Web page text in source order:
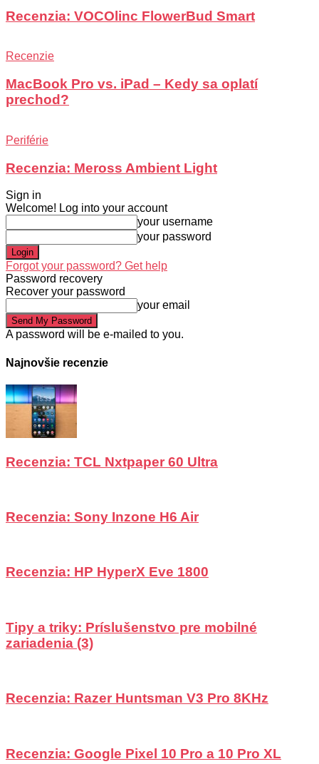
Recenzia: VOCOlinc FlowerBud Smart
Recenzie
MacBook Pro vs. iPad – Kedy sa oplatí
prechod?
Periférie
Recenzia: Meross Ambient Light
Sign in
Welcome! Log into your account
your username
your password
Forgot your password? Get help
Password recovery
Recover your password
your email
A password will be e-mailed to you.
Najnovšie recenzie
Recenzia: TCL Nxtpaper 60 Ultra
Recenzia: Sony Inzone H6 Air
Recenzia: HP HyperX Eve 1800
Tipy a triky: Príslušenstvo pre mobilné
zariadenia (3)
Recenzia: Razer Huntsman V3 Pro 8KHz
Recenzia: Google Pixel 10 Pro a 10 Pro XL